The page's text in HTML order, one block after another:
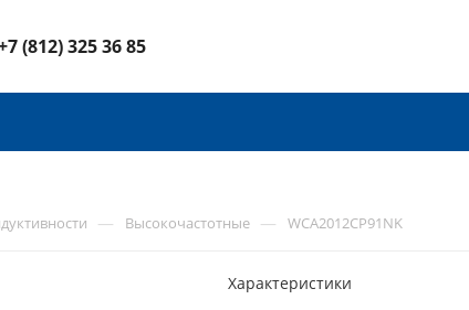
(812) 325 36 85
— Высокочастотные — WCA2012CP91NK
Характеристики